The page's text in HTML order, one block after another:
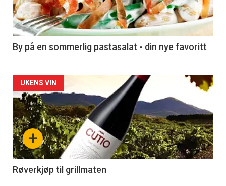
nå
-
5
By på en sommerlig pastasalat - din nye favoritt
Forsiden
akkurat
nå
-
6
+
UKENS VIN
Røverkjøp til grillmaten